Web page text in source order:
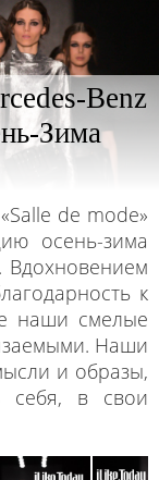
НЕДЕЛЯ ВЫСОКОЙ МОДЫ РОССИИ: НОВАЯ ГЛАВА ОТЕЧЕСТВЕННОГО КУТЮРА
ШКОЛА ШЕФА: КУХНЯ НОВОГО ВРЕМЕНИ 2026
Benz
Зима
de mode»
осень-зима
Вдохновением
к
наши смелые
Наши
и образы,
в свои